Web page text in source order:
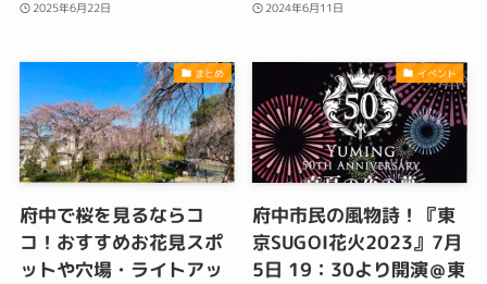
2025年6月22日 2024年6月11日
まとめ
府中で桜を見るならコ
コ！おすすめお花見スポ
ットや穴場・ライトアッ
イベント
府中市民の風物詩！『東
京SUGOI花火2023』7月
5日 19：30より開演＠東